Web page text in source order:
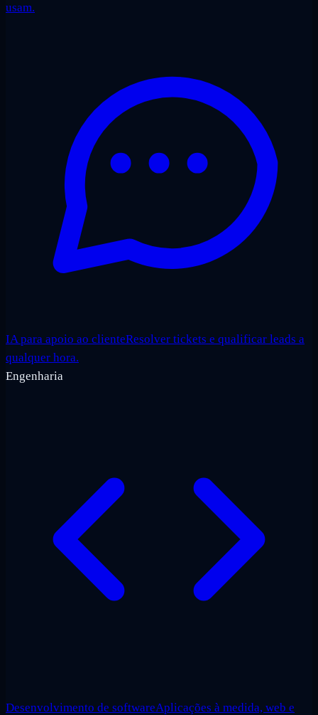
usam.
IA para apoio ao clienteResolver tickets e qualificar leads a
qualquer hora.
Engenharia
Desenvolvimento de softwareAplicações à medida, web e